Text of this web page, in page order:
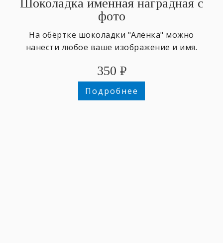
Шоколадка именная наградная с
фото
На обёртке шоколадки "Алёнка" можно
нанести любое ваше изображение и имя.
350 ₽
Подробнее